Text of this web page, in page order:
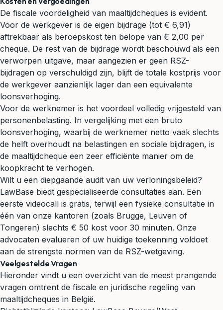
De fiscale voordeligheid van maaltijdcheques is evident.
Voor de werkgever is de eigen bijdrage (tot € 6,91)
aftrekbaar als beroepskost ten belope van € 2,00 per
cheque. De rest van de bijdrage wordt beschouwd als een
verworpen uitgave, maar aangezien er geen RSZ-
bijdragen op verschuldigd zijn, blijft de totale kostprijs voor
de werkgever aanzienlijk lager dan een equivalente
loonsverhoging.
Voor de werknemer is het voordeel volledig vrijgesteld van
personenbelasting. In vergelijking met een bruto
loonsverhoging, waarbij de werknemer netto vaak slechts
de helft overhoudt na belastingen en sociale bijdragen, is
de maaltijdcheque een zeer efficiënte manier om de
koopkracht te verhogen.
Wilt u een diepgaande audit van uw verloningsbeleid?
LawBase biedt gespecialiseerde consultaties aan. Een
eerste videocall is gratis, terwijl een fysieke consultatie in
één van onze kantoren (zoals Brugge, Leuven of
Tongeren) slechts € 50 kost voor 30 minuten. Onze
advocaten evalueren of uw huidige toekenning voldoet
aan de strengste normen van de RSZ-wetgeving.
Veelgestelde Vragen
Hieronder vindt u een overzicht van de meest prangende
vragen omtrent de fiscale en juridische regeling van
maaltijdcheques in België.